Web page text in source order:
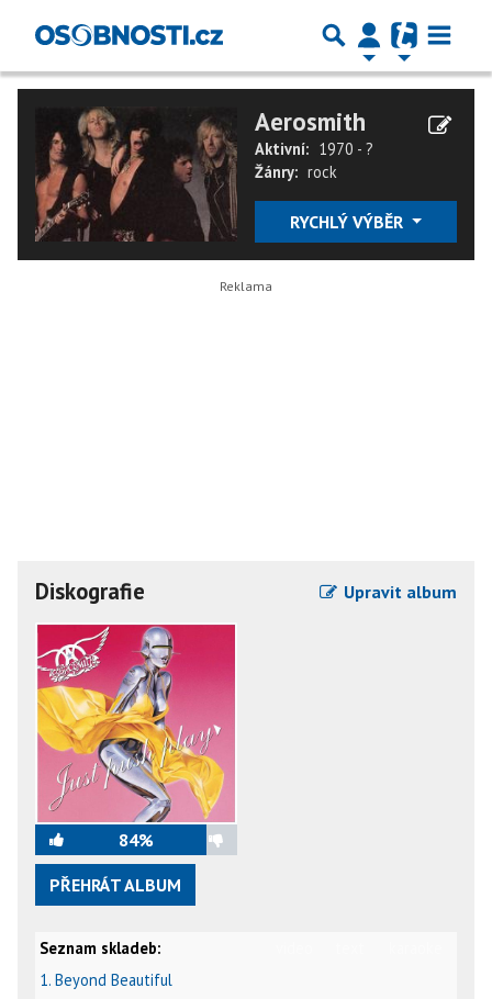
Aerosmith
Aktivní: 1970 - ?
Žánry: rock
RYCHLÝ VÝBĚR
Diskografie Upravit album
84%
PŘEHRÁT ALBUM
Seznam skladeb:
1. Beyond Beautiful